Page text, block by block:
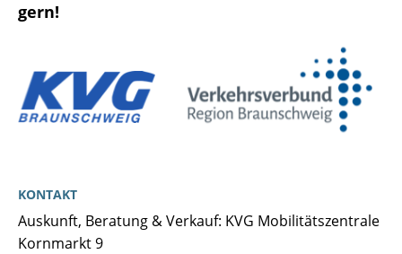
gern!
KONTAKT
Auskunft, Beratung & Verkauf: KVG Mobilitätszentrale
Kornmarkt 9